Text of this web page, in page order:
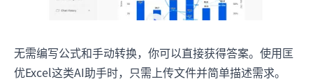
无需编写公式和手动转换，你可以直接获得答案。使用匡
优Excel这类AI助手时，只需上传文件并简单描述需求。